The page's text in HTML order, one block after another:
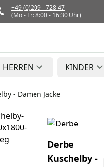
+49 (0)209 - 728 47
(Mo - Fr: 8:00 - 16:30 Uhr)
HERREN KINDER
- Damen Jacke
Derbe
Kuschelby -